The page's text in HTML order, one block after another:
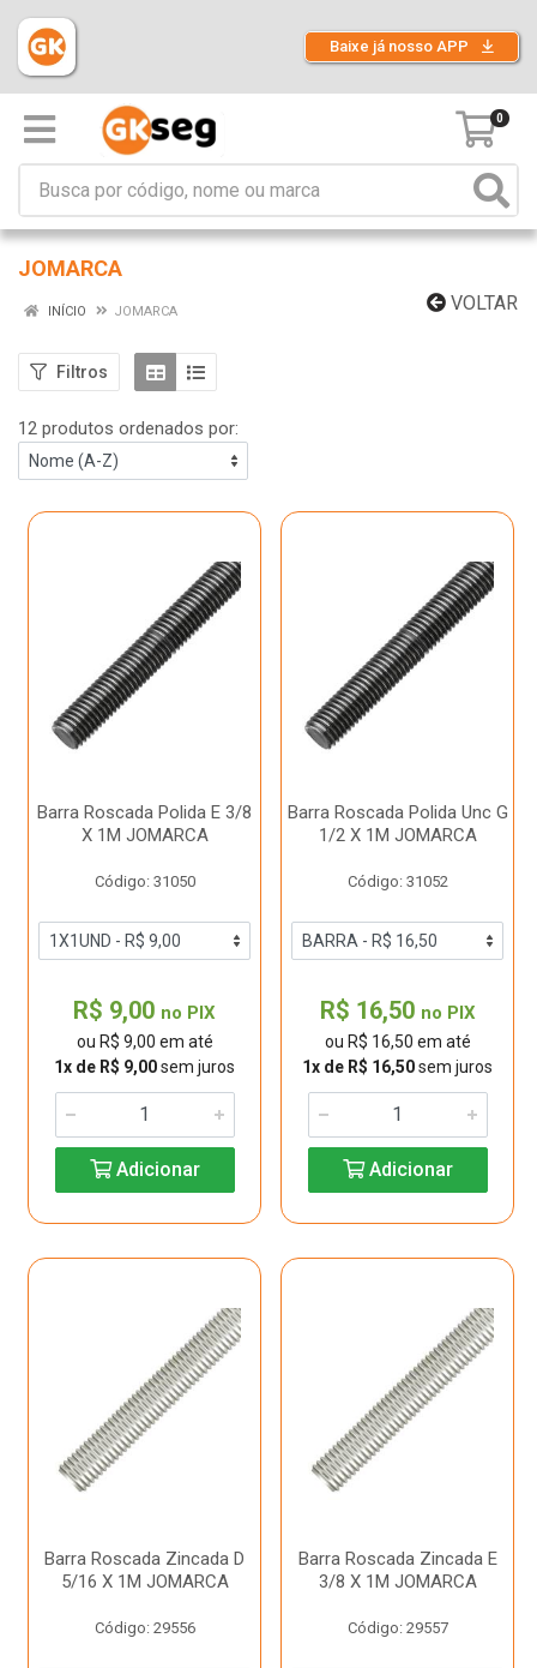
Baixe já nosso APP
0
JOMARCA
VOLTAR
INÍCIO JOMARCA
Filtros
12 produtos ordenados por:
Barra Roscada Polida E 3/8
X 1M JOMARCA
Código: 31050
R$ 9,00 no PIX
ou R$ 9,00 em até
1x de R$ 9,00sem juros
Adicionar
Barra Roscada Polida Unc G
1/2 X 1M JOMARCA
Código: 31052
R$ 16,50 no PIX
ou R$ 16,50 em até
1x de R$ 16,50sem juros
Adicionar
Barra Roscada Zincada D
5/16 X 1M JOMARCA
Código: 29556
Barra Roscada Zincada E
3/8 X 1M JOMARCA
Código: 29557